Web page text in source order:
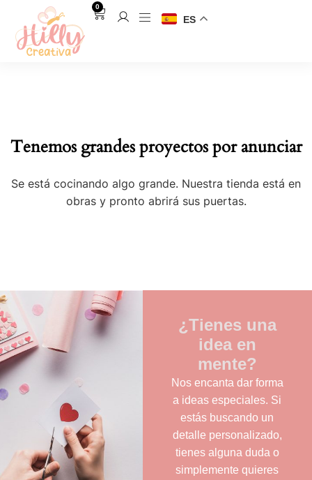
0
ES
Tenemos grandes proyectos por anunciar
Se está cocinando algo grande. Nuestra tienda está en
obras y pronto abrirá sus puertas.
¿Tienes una
idea en
mente?
Nos encanta dar forma
a ideas especiales. Si
estás buscando un
detalle personalizado,
tienes alguna duda o
simplemente quieres